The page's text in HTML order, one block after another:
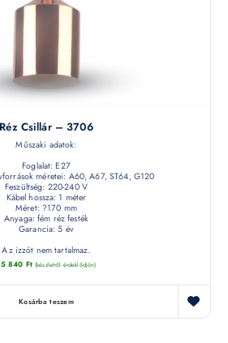
Réz Csillár – 3706
Műszaki adatok:
Foglalat: E27
méretei: A60, A67, ST64, G120
Feszültség: 220-240 V
Kábel hossza: 1 méter
Méret: ?170 mm
Anyaga: fém réz festék
Garancia: 5 év
Az izzót nem tartalmaz.
840 Ft (készletről érdeklődjön)
Kosárba teszem